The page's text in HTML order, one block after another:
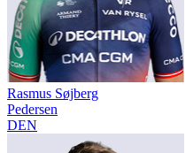
Rasmus Søjberg
Pedersen
DEN